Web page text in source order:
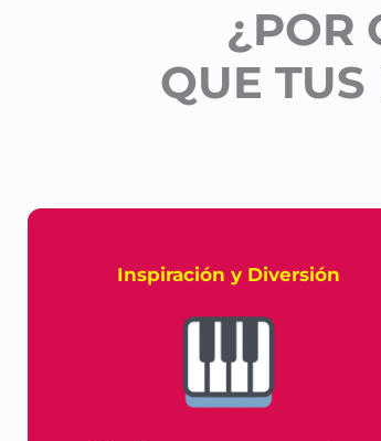
¿POR
QUE
Inspiración y Diversión